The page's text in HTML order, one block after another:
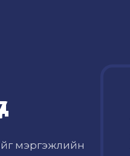
мэргэжлийн